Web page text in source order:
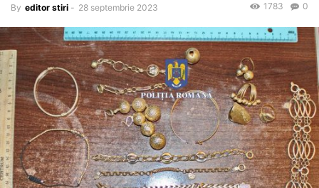
By editor stiri - 28 septembrie 2023 0
1783